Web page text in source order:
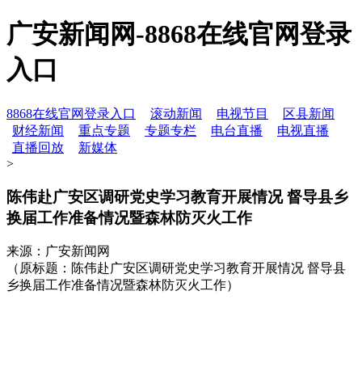
广安新闻网-8868在线官网登录
入口
8868在线官网登录入口 滚动新闻 电视节目
区县新闻
财经新闻
重点专题 专题专栏 电台直播
电视直播
直播回放
新媒体
>
陈伟赴广安区调研党史学习教育开展情况 督导县乡
换届工作准备情况暨森林防灭火工作
来源：广安新闻网
（原标题：陈伟赴广安区调研党史学习教育开展情况 督导县
乡换届工作准备情况暨森林防灭火工作）